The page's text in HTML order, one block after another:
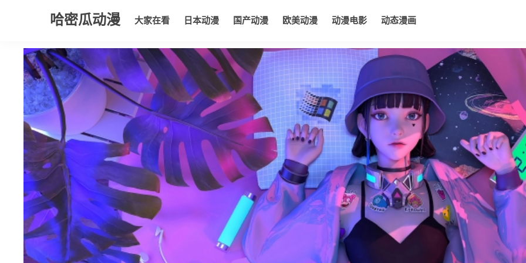
哈密瓜动漫 大家在看 日本动漫 国产动漫 欧美动漫 动漫电影 动态漫画
大家在看 日本动漫 国产动漫 欧美动漫 动漫电影 动态漫画